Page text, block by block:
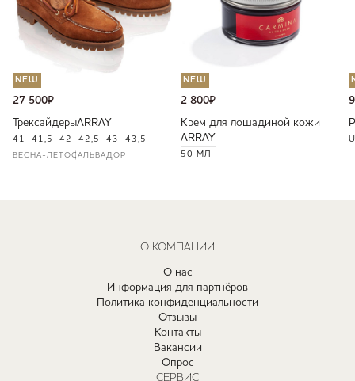
NEW
27 500₽
ТрексайдерыARRAY
41 41,5 42 42,5 43 43,5
ВЕСНА-ЛЕТОСАЛЬВАДОР
NEW
2 800₽
Крем для лошадиной кожи
ARRAY
50 МЛ
О КОМПАНИИ
О нас
Информация для партнёров
Политика конфиденциальности
Отзывы
Контакты
Вакансии
Опрос
СЕРВИС